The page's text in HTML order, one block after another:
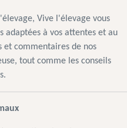
Vive l'élevage vous
adaptées à vos attentes et au
et commentaires de nos
tout comme les conseils